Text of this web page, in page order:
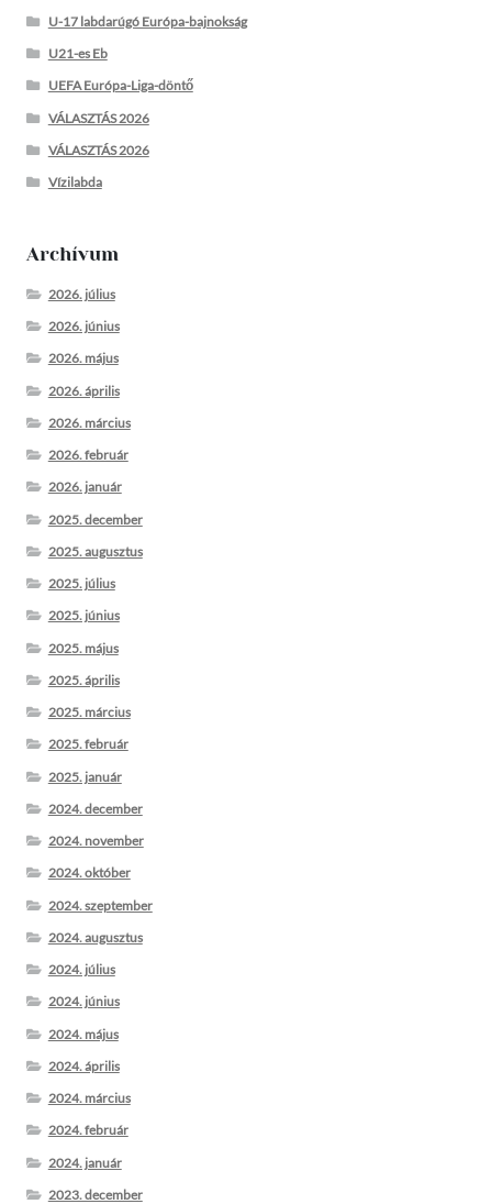
U-17 labdarúgó Európa-bajnokság
U21-es Eb
UEFA Európa-Liga-döntő
VÁLASZTÁS 2026
VÁLASZTÁS 2026
Vízilabda
Archívum
2026. július
2026. június
2026. május
2026. április
2026. március
2026. február
2026. január
2025. december
2025. augusztus
2025. július
2025. június
2025. május
2025. április
2025. március
2025. február
2025. január
2024. december
2024. november
2024. október
2024. szeptember
2024. augusztus
2024. július
2024. június
2024. május
2024. április
2024. március
2024. február
2024. január
2023. december